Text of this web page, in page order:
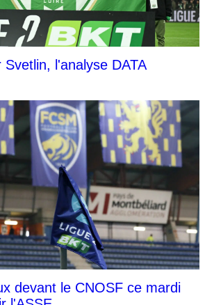
l'analyse DATA
devant le CNOSF ce mardi